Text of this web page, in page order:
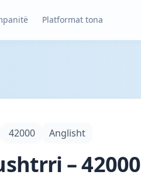
Platformat tona
42000 Anglisht
– 42000